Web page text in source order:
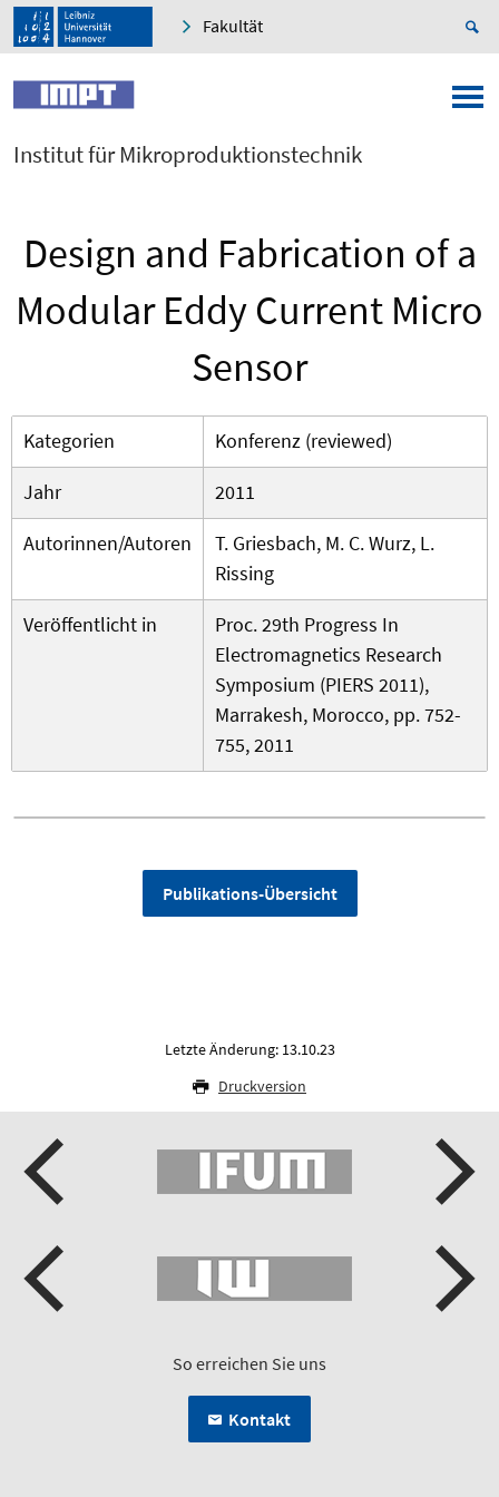
Fakultät
Institut für Mikroproduktionstechnik
Design and Fabrication of a
Modular Eddy Current Micro
Sensor
Kategorien
Konferenz (reviewed)
Jahr
2011
Autorinnen/Autoren
T. Griesbach, M. C. Wurz, L.
Rissing
Veröffentlicht in
Proc. 29th Progress In
Electromagnetics Research
Symposium (PIERS 2011),
Marrakesh, Morocco, pp. 752-
755, 2011
Publikations-Übersicht
Letzte Änderung: 13.10.23
Druckversion
So erreichen Sie uns
Kontakt